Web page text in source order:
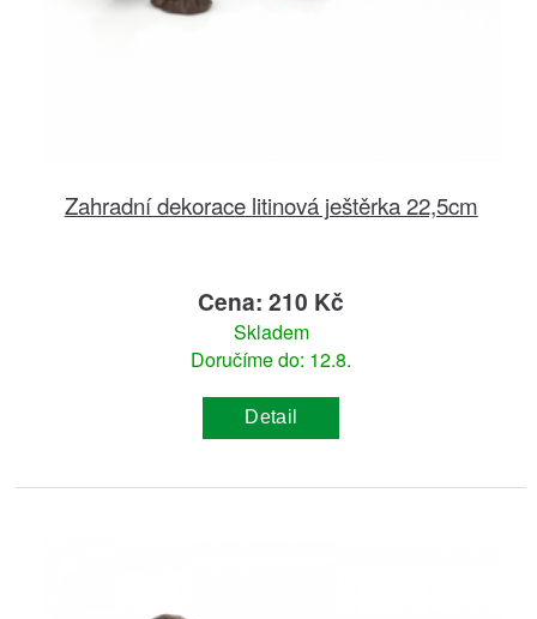
Zahradní dekorace litinová ještěrka 22,5cm
Cena: 210 Kč
Skladem
Doručíme do: 12.8.
Detail